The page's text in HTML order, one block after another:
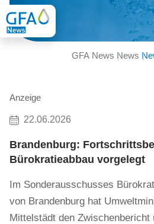
GFA News News
Anzeige
22.06.2026
Brandenburg:
Bürokratieabbau vorgelegt
Im Sonderausschusses
von Brandenburg hat
Mittelstädt den